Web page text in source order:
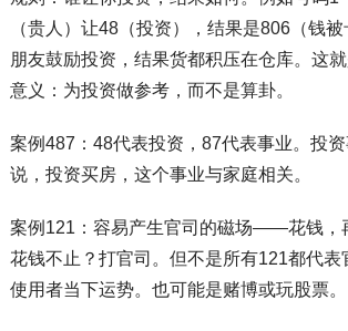
（贵人）让48（投资），结果是806（钱被
朋友鼓励投资，结果货都积压在仓库。这
意义：为投资做参考，而不是算卦。
案例487：48代表投资，87代表事业。投
说，投资买房，这个事业与家庭相关。
案例121：容易产生官司的磁场——花钱，
花钱不止？打官司。但不是所有121都代表
使用者当下运势。也可能是赌博或玩股票。